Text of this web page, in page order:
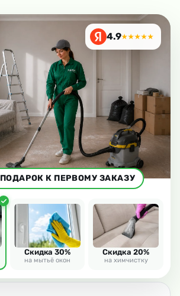
4.9★★★★★
К ПЕРВОМУ ЗАКАЗУ
Скидка 30%
на мытьё окон
Скидка 20%
на химчистку